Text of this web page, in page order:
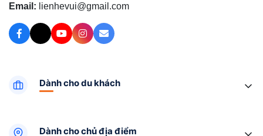
Email: lienhevui@gmail.com
Dành cho du khách
Dành cho chủ địa điểm